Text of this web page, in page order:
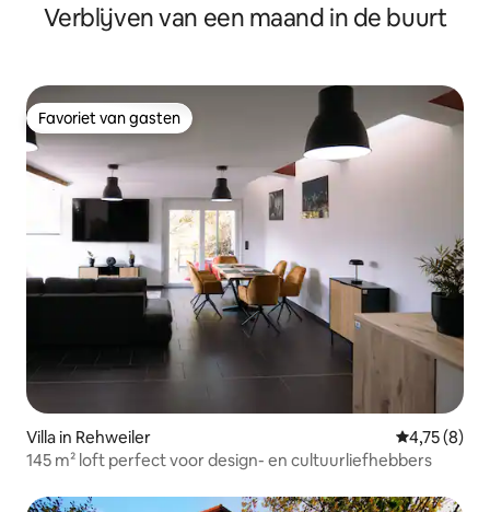
Verblijven van een maand in de buurt
Favoriet van gasten
Favoriet van gasten
Villa in Rehweiler
4,75 (8)
145 m² loft perfect voor design- en cultuurliefhebbers